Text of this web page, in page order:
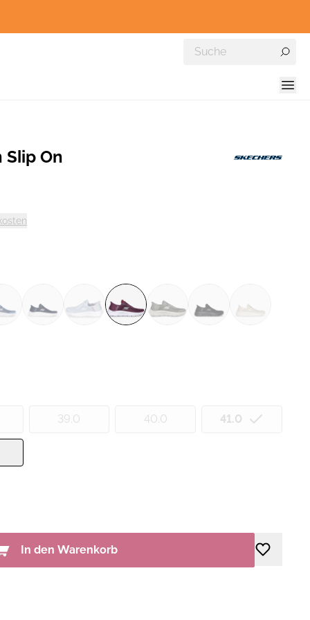
Slip On
39.0 40.0 41.0
In den Warenkorb